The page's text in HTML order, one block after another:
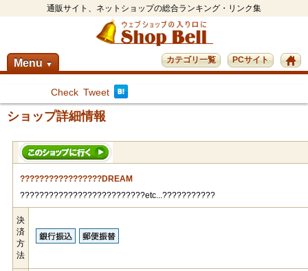
通販サイト、ネットショップの総合ランキング・リンク集
Menu ▼ PCサイト
カテゴリ一覧
Check Tweet
ショップ詳細情報
?????????????????DREAM
??????????????????????????etc...???????????
決
済
方
法